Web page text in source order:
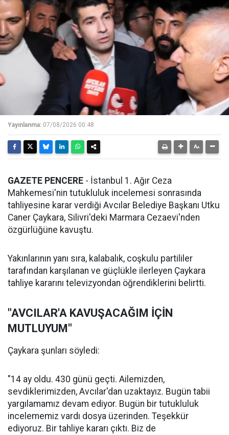
Yayınlanma: 07/08/2026 00:48
GAZETE PENCERE - İstanbul 1. Ağır Ceza
Mahkemesi'nin tutukluluk incelemesi sonrasında
tahliyesine karar verdiği Avcılar Belediye Başkanı Utku
Caner Çaykara, Silivri'deki Marmara Cezaevi'nden
özgürlüğüne kavuştu.
Yakınlarının yanı sıra, kalabalık, coşkulu partililer
tarafından karşılanan ve güçlükle ilerleyen Çaykara
tahliye kararını televizyondan öğrendiklerini belirtti.
"AVCILAR'A KAVUŞACAĞIM İÇİN
MUTLUYUM"
Çaykara şunları söyledi:
"14 ay oldu. 430 günü geçti. Ailemizden,
sevdiklerimizden, Avcılar'dan uzaktayız. Bugün tabii
yargılamamız devam ediyor. Bugün bir tutukluluk
incelememiz vardı dosya üzerinden. Teşekkür
ediyoruz. Bir tahliye kararı çıktı. Biz de